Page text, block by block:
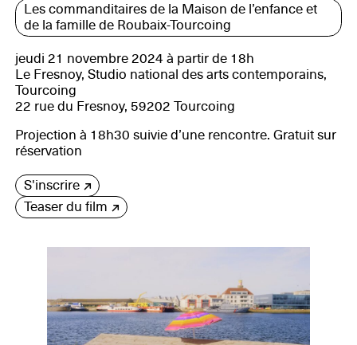
Les commanditaires de la Maison de l’enfance et
de la famille de Roubaix-Tourcoing
jeudi 21 novembre 2024 à partir de 18h
Le Fresnoy, Studio national des arts contemporains,
Tourcoing
22 rue du Fresnoy, 59202 Tourcoing
Projection à 18h30 suivie d’une rencontre. Gratuit sur
réservation
S'inscrire
Teaser du film